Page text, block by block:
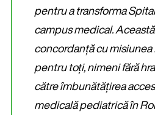
pentru a transforma
campus medical.
concordanță cu misiunea
pentru toți, nimeni fără
către îmbunătățirea
medicală pediatrică în